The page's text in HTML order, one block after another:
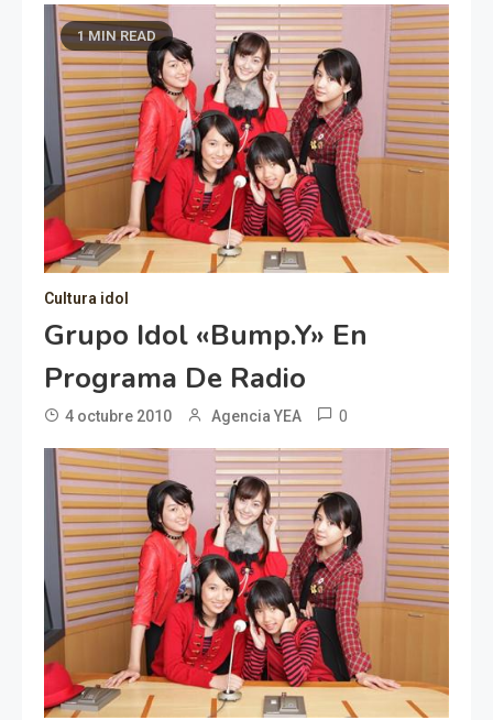
1 MIN READ
Cultura idol
Grupo Idol «bump.y» En
Programa De Radio
4 octubre 2010 Agencia YEA 0